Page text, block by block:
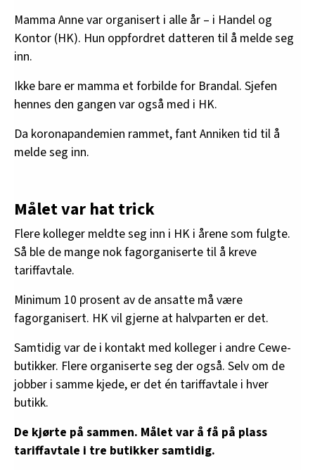
Mamma Anne var organisert i alle år – i Handel og
Kontor (HK). Hun oppfordret datteren til å melde seg
inn.
Ikke bare er mamma et forbilde for Brandal. Sjefen
hennes den gangen var også med i HK.
Da koronapandemien rammet, fant Anniken tid til å
melde seg inn.
Målet var hat trick
Flere kolleger meldte seg inn i HK i årene som fulgte.
Så ble de mange nok fagorganiserte til å kreve
tariffavtale.
Minimum 10 prosent av de ansatte må være
fagorganisert. HK vil gjerne at halvparten er det.
Samtidig var de i kontakt med kolleger i andre Cewe-
butikker. Flere organiserte seg der også. Selv om de
jobber i samme kjede, er det én tariffavtale i hver
butikk.
De kjørte på sammen. Målet var å få på plass
tariffavtale i tre butikker samtidig.